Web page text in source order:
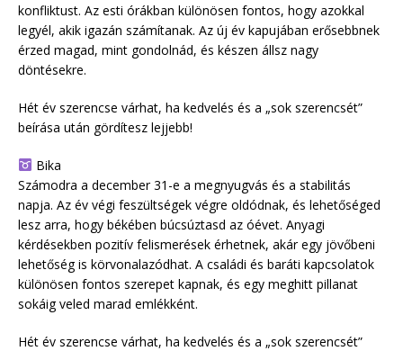
konfliktust. Az esti órákban különösen fontos, hogy azokkal
legyél, akik igazán számítanak. Az új év kapujában erősebbnek
érzed magad, mint gondolnád, és készen állsz nagy
döntésekre.
Hét év szerencse várhat, ha kedvelés és a „sok szerencsét”
beírása után gördítesz lejjebb!
Bika
Számodra a december 31-e a megnyugvás és a stabilitás
napja. Az év végi feszültségek végre oldódnak, és lehetőséged
lesz arra, hogy békében búcsúztasd az óévet. Anyagi
kérdésekben pozitív felismerések érhetnek, akár egy jövőbeni
lehetőség is körvonalazódhat. A családi és baráti kapcsolatok
különösen fontos szerepet kapnak, és egy meghitt pillanat
sokáig veled marad emlékként.
Hét év szerencse várhat, ha kedvelés és a „sok szerencsét”